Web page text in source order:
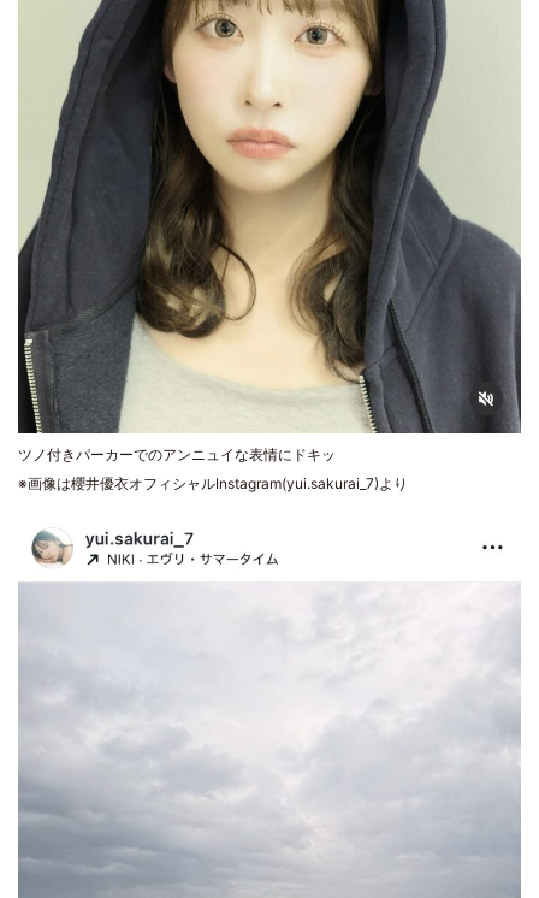
ツノ付きパーカーでのアンニュイな表情にドキッ
※画像は櫻井優衣オフィシャルInstagram(yui.sakurai_7)より